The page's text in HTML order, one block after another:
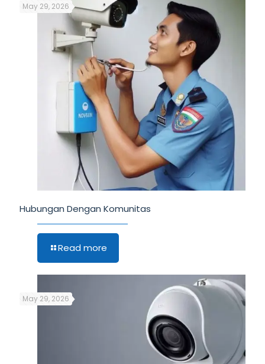
May 29, 2026
Hubungan Dengan Komunitas
Read more
May 29, 2026